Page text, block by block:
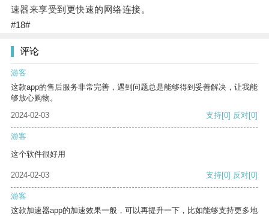
速器来享受到更快速的网络连接。
#18#
评论
游客
这款app的售后服务非常完善，遇到问题总是能够得到妥善解决，让我能
够放心购物。
2024-02-03
支持[0] 反对[0]
游客
这个软件很好用
2024-02-03 支持[0] 反对[0]
游客
这款加速器app的加速效果一般，可以再提升一下，比如能够支持更多地